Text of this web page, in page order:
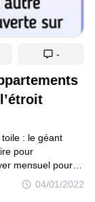
04/01/2022
: le géant
pour
mensuel pour
but de cette
confortablement
-